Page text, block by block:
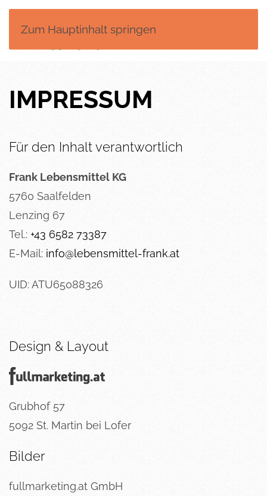
Zum Hauptinhalt springen
IMPRESSUM
Für den Inhalt verantwortlich
Frank Lebensmittel KG
5760 Saalfelden
Lenzing 67
Tel.: +43 6582 73387
E-Mail: info@lebensmittel-frank.at
UID: ATU65088326
Design & Layout
Grubhof 57
5092 St. Martin bei Lofer
Bilder
fullmarketing.at GmbH